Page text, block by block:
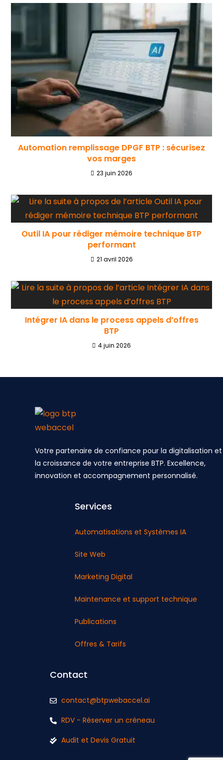
Automation remplissage DPGF BTP : sécurisez
vos marges
23 juin 2026
Outil IA pour rédiger mémoire technique BTP
performant
21 avril 2026
Intégrer IA dans le process appels d’offres
BTP
4 juin 2026
Votre partenaire de confiance pour la digitalisation et
la croissance de votre entreprise BTP. Excellence,
innovation et accompagnement personnalisé.
Services
Automatisations et Systèmes IA
Site Web
Marketing Digital
Maintenance et support technique
Publications
Offres & Tarifs
Contact
contact@btpwebaccel.ai
RDV - Réserver un créneau
Audit et Devis Gratuit